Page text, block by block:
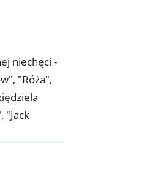
niechęci -
"Róża",
"Jack